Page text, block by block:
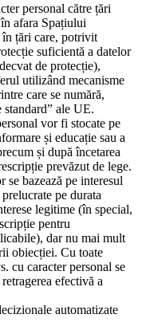
personal către țări
afara Spațiului
țări care, potrivit
suficientă a datelor
de protecție),
utilizând mecanisme
care se numără,
standard” ale UE.
vor fi stocate pe
și educație sau a
și după încetarea
prevăzut de lege.
se bazează pe interesul
pe durata
legitime (în special,
pentru
dar nu mai mult
obiecției. Cu toate
cu caracter personal se
efectivă a
automatizate